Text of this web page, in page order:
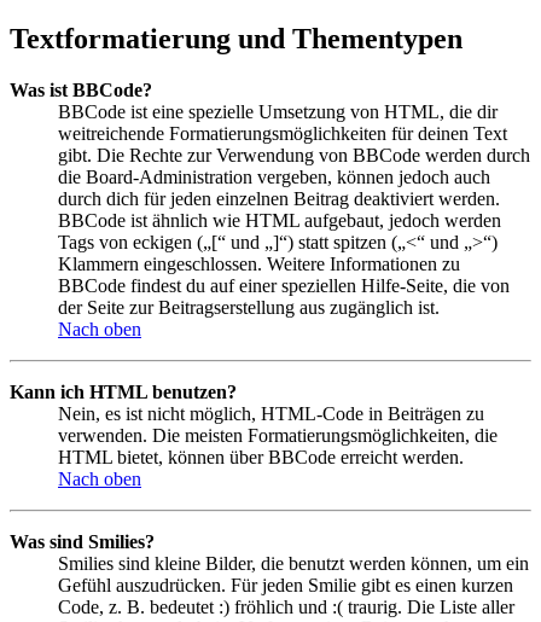
Textformatierung und Thementypen
Was ist BBCode?
BBCode ist eine spezielle Umsetzung von HTML, die dir
weitreichende Formatierungsmöglichkeiten für deinen Text
gibt. Die Rechte zur Verwendung von BBCode werden durch
die Board-Administration vergeben, können jedoch auch
durch dich für jeden einzelnen Beitrag deaktiviert werden.
BBCode ist ähnlich wie HTML aufgebaut, jedoch werden
Tags von eckigen („[“ und „]“) statt spitzen („<“ und „>“)
Klammern eingeschlossen. Weitere Informationen zu
BBCode findest du auf einer speziellen Hilfe-Seite, die von
der Seite zur Beitragserstellung aus zugänglich ist.
Nach oben
Kann ich HTML benutzen?
Nein, es ist nicht möglich, HTML-Code in Beiträgen zu
verwenden. Die meisten Formatierungsmöglichkeiten, die
HTML bietet, können über BBCode erreicht werden.
Nach oben
Was sind Smilies?
Smilies sind kleine Bilder, die benutzt werden können, um ein
Gefühl auszudrücken. Für jeden Smilie gibt es einen kurzen
Code, z. B. bedeutet :) fröhlich und :( traurig. Die Liste aller